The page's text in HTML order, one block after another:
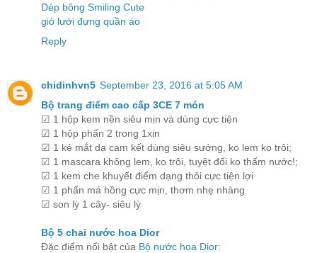
Dép bông Smiling Cute
giỏ lưới đựng quần áo
Reply
chidinhvn5 September 23, 2016 at 5:05 AM
Bộ trang điểm cao cấp 3CE 7 món
☑ 1 hộp kem nền siêu mịn và dùng cực tiện
☑ 1 hộp phấn 2 trong 1xịn
☑ 1 kẻ mắt dạ cam kết dùng siêu sướng, ko lem ko trôi;
☑ 1 mascara không lem, ko trôi, tuyệt đối ko thấm nước!;
☑ 1 kem che khuyết điểm dạng thỏi cực tiện lợi
☑ 1 phấn má hồng cực mịn, thơm nhẹ nhàng
☑ son lỳ 1 cây- siêu lỳ
Bộ 5 chai nước hoa Dior
Đặc điểm nổi bật của Bộ nước hoa Dior: